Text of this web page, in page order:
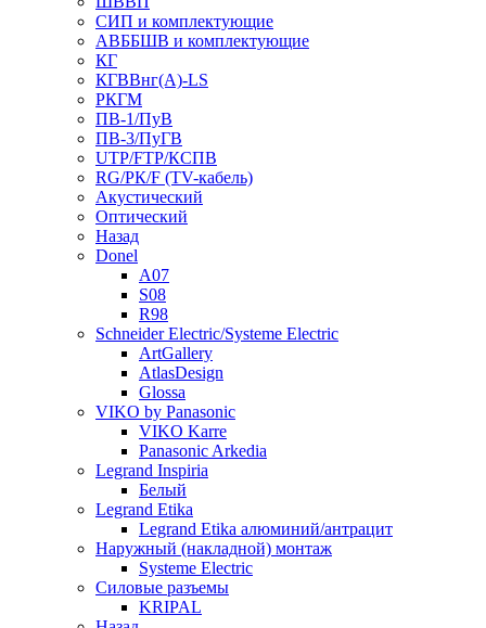
СИП и комплектующие
АВББШВ и комплектующие
КГ
КГВВнг(А)-LS
РКГМ
ПВ-1/ПуВ
ПВ-3/ПуГВ
UTP/FTP/КСПВ
RG/РК/F (TV-кабель)
Акустический
Оптический
Назад
Donel
A07
S08
R98
Schneider Electric/Systeme Electric
ArtGallery
AtlasDesign
Glossa
VIKO by Panasonic
VIKO Karre
Panasonic Arkedia
Legrand Inspiria
Белый
Legrand Etika
Legrand Etika алюминий/антрацит
Наружный (накладной) монтаж
Systeme Electric
Силовые разъемы
KRIPAL